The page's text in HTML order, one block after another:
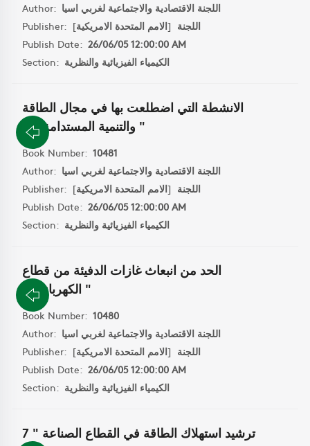
Author: اللجنة الاقتصادية والاجتماعية لغربي اسيا
Publisher:
اللجنة [الامم المتحدة الامريكية]
Publish Date: 26/06/05 12:00:00 AM
Section: الكيمياء الفيزيائية والنظرية
الانشطة التي اضطلعت بها في مجال الطاقة
والتنمية المستدامة " 4 "
Book Number: 10481
Author: اللجنة الاقتصادية والاجتماعية لغربي اسيا
Publisher:
اللجنة [الامم المتحدة الامريكية]
Publish Date: 26/06/05 12:00:00 AM
Section: الكيمياء الفيزيائية والنظرية
الحد من انبعاث غازات الدفيئة من قطاع
الكهرباء " 9 "
Book Number: 10480
Author: اللجنة الاقتصادية والاجتماعية لغربي اسيا
Publisher:
اللجنة [الامم المتحدة الامريكية]
Publish Date: 26/06/05 12:00:00 AM
Section: الكيمياء الفيزيائية والنظرية
ترشيد استهلاك الطاقة في القطاع الصناعة " 7